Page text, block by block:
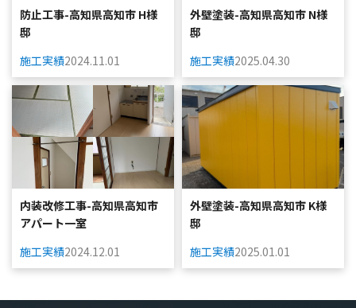
防止工事-高知県高知市 H様
邸
施工実績2024.11.01
外壁塗装-高知県高知市 N様
邸
施工実績2025.04.30
内装改修工事-高知県高知市
アパート一室
施工実績2024.12.01
外壁塗装-高知県高知市 K様
邸
施工実績2025.01.01